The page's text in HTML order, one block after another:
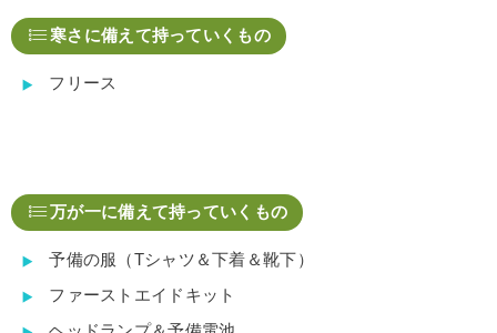
寒さに備えて持っていくもの
フリース
万が一に備えて持っていくもの
予備の服（Tシャツ＆下着＆靴下）
ファーストエイドキット